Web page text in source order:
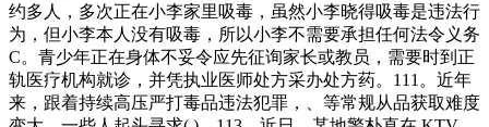
约多人，多次正在小李家里吸毒，虽然小李晓得吸毒是违法行
为，但小李本人没有吸毒，所以小李不需要承担任何法令义务
C。青少年正在身体不妥令应先征询家长或教员，需要时到正
轨医疗机构就诊，并凭执业医师处方采办处方药。111。近年
来，跟着持续高压严打毒品违法犯罪，、等常规从品获取难度